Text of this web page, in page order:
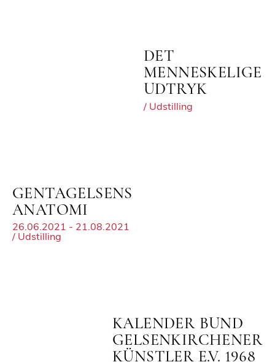
DET
MENNESKELIGE
UDTRYK
/ Udstilling
GENTAGELSENS
ANATOMI
26.06.2021 - 21.08.2021
/ Udstilling
KALENDER BUND
GELSENKIRCHENER
KÜNSTLER E.V. 1968